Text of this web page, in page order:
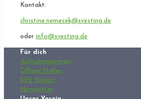
Kontakt:
christine.nemecek@svesting.de
oder info@svesting.de
Für dich
Aufnahmeantrag
Offene Stellen
SVE Report
Newsletter